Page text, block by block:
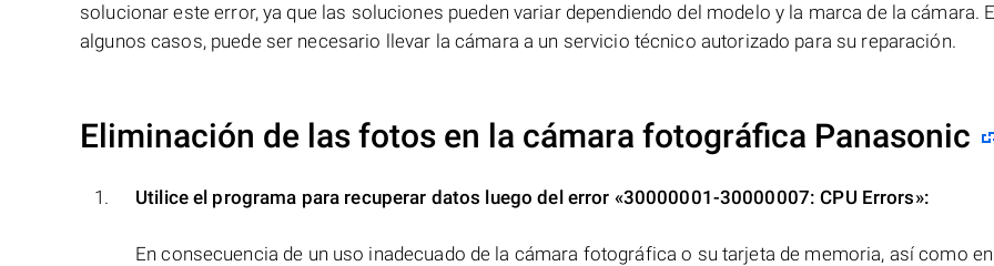
solucionar este error, ya que las soluciones pueden variar dependiendo del modelo y la marca de la cámara.
algunos casos, puede ser necesario llevar la cámara a un servicio técnico autorizado para su reparación.
Eliminación de las fotos en la cámara fotográfica Panasonic
Utilice el programa para recuperar datos luego del error «30000001-30000007: CPU Errors»:
En consecuencia de un uso inadecuado de la cámara fotográfica o su tarjeta de memoria, así como en